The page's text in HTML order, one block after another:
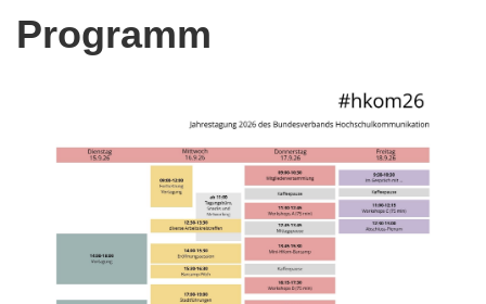
Programm